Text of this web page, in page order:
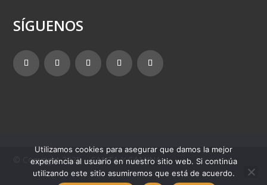
SÍGUENOS
© Copyright 2025 – CANTA Y CAMINA
Utilizamos cookies para asegurar que damos la mejor
experiencia al usuario en nuestro sitio web. Si continúa
utilizando este sitio asumiremos que está de acuerdo.